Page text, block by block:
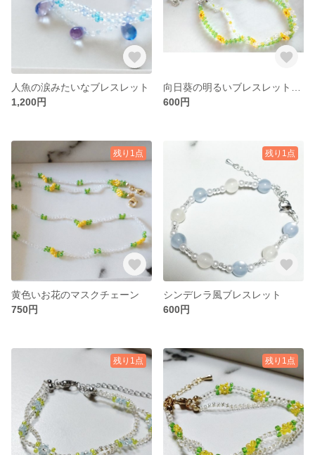
人魚の涙みたいなブレスレット
1,200円
600円
残り1点
黄色いお花のマスクチェーン
750円
残り1点
シンデレラ風ブレスレット
600円
残り1点 残り1点